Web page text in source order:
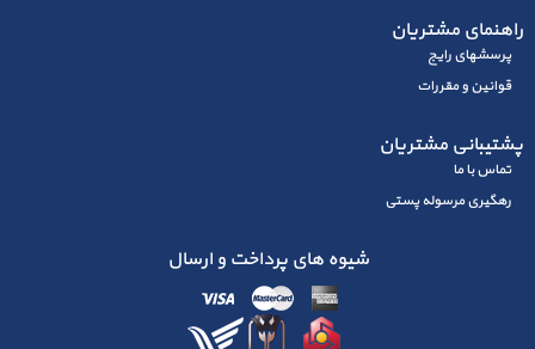
راهنمای مشتریان
پرسشهای رايج
قوانین و مقررات
پشتیبانی مشتریان
تماس با ما
رهگیری مرسوله پستی
شیوه های پرداخت و ارسال